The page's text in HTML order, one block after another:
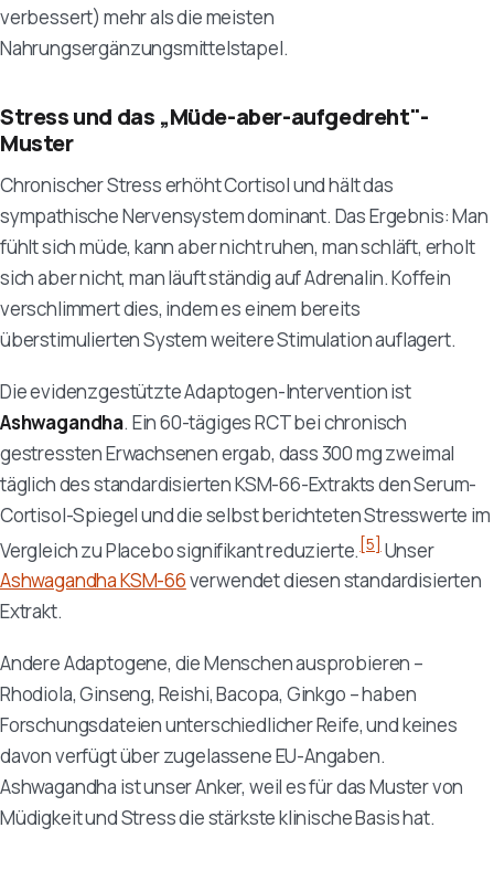
verbessert) mehr als die meisten
Nahrungsergänzungsmittelstapel.
Stress und das „Müde-aber-aufgedreht"-
Muster
Chronischer Stress erhöht Cortisol und hält das
sympathische Nervensystem dominant. Das Ergebnis: Man
fühlt sich müde, kann aber nicht ruhen, man schläft, erholt
sich aber nicht, man läuft ständig auf Adrenalin. Koffein
verschlimmert dies, indem es einem bereits
überstimulierten System weitere Stimulation auflagert.
Die evidenzgestützte Adaptogen-Intervention ist
Ashwagandha. Ein 60-tägiges RCT bei chronisch
gestressten Erwachsenen ergab, dass 300 mg zweimal
täglich des standardisierten KSM-66-Extrakts den Serum-
Cortisol-Spiegel und die selbst berichteten Stresswerte im
Vergleich zu Placebo signifikant reduzierte.[5]Unser
Ashwagandha KSM-66verwendet diesen standardisierten
Extrakt.
Andere Adaptogene, die Menschen ausprobieren –
Rhodiola, Ginseng, Reishi, Bacopa, Ginkgo – haben
Forschungsdateien unterschiedlicher Reife, und keines
davon verfügt über zugelassene EU-Angaben.
Ashwagandha ist unser Anker, weil es für das Muster von
Müdigkeit und Stress die stärkste klinische Basis hat.